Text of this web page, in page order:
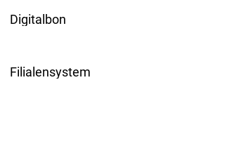
Digitalbon
Filialensystem